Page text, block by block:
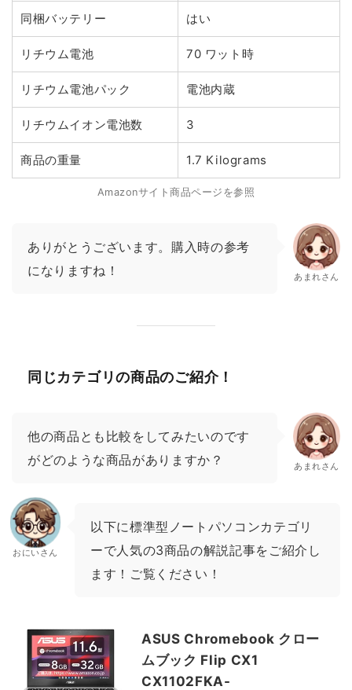
同梱バッテリー はい
リチウム電池 70 ワット時
リチウム電池パック 電池内蔵
リチウムイオン電池数 3
商品の重量 1.7 Kilograms
Amazonサイト商品ページを参照
ありがとうございます。購入時の参考
になりますね！
あまれさん
同じカテゴリの商品のご紹介！
他の商品とも比較をしてみたいのです
がどのような商品がありますか？
あまれさん
おにいさん
以下に標準型ノートパソコンカテゴリ
ーで人気の3商品の解説記事をご紹介し
ます！ご覧ください！
ASUS Chromebook クロー
ムブック Flip CX1
CX1102FKA-